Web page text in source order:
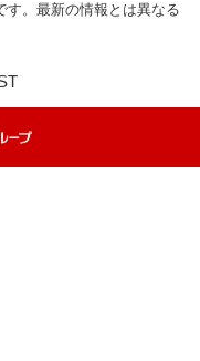
す。最新の情報とは異なる